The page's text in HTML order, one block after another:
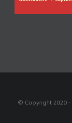
© Copyright 2020 -